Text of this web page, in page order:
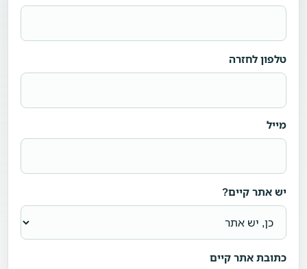
טלפון לחזרה
מייל
יש אתר קיים?
כתובת אתר קיים